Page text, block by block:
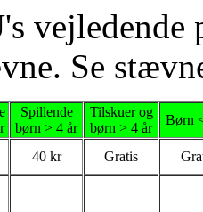
vejledende
Se
Spillende
børn > 4 år
Tilskuer og
børn > 4 år
Børn
40 kr Gratis